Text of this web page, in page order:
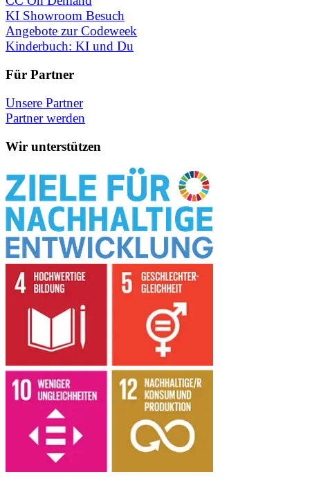
KI Showroom Besuch
Angebote zur Codeweek
Kinderbuch: KI und Du
Für Partner
Unsere Partner
Partner werden
Wir unterstützen